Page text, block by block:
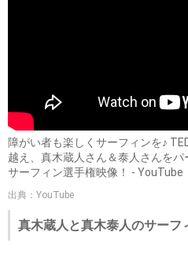
障がい者も楽しくサーフィンを♪
越え、真木蔵人さん＆泰人さんを
サーフィン選手権映像！ - YouTube
出典：YouTube
真木蔵人と真木泰人のサーフ